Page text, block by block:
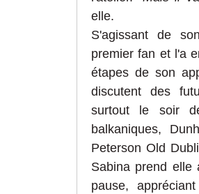
elle.
S'agissant de
premier fan et l'a
étapes de son
discutent des
surtout le soir
balkaniques,
Peterson Old
Sabina prend elle
pause,